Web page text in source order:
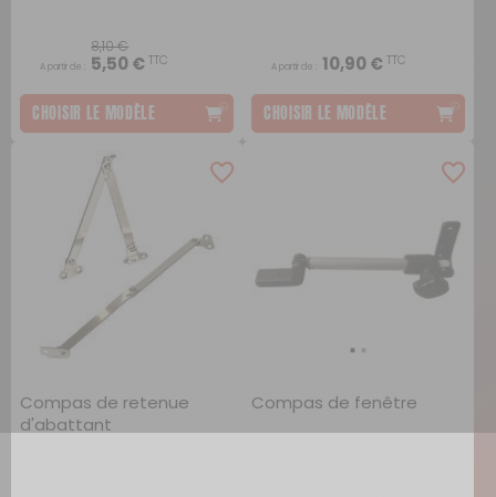
8,10 €
A partir de : 5,50 €TTC
CHOISIR LE MODÈLE
A partir de : 10,90 €TTC
CHOISIR LE MODÈLE
Compas de retenue
d'abattant
Compas de fenêtre